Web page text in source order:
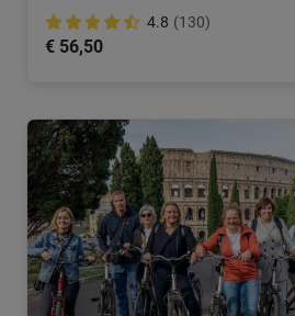
4.8 (130)
€ 56,50